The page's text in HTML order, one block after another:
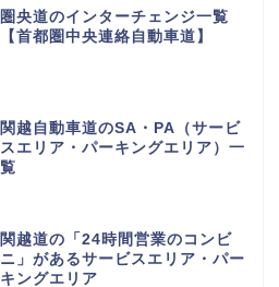
圏央道のインターチェンジ一覧
【首都圏中央連絡自動車道】
関越自動車道のSA・PA（サービ
スエリア・パーキングエリア）一
覧
関越道の「24時間営業のコンビ
ニ」があるサービスエリア・パー
キングエリア